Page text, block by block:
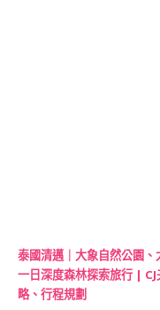
泰國清邁｜大象自然公園
一日深度森林探索旅行 |
略、行程規劃